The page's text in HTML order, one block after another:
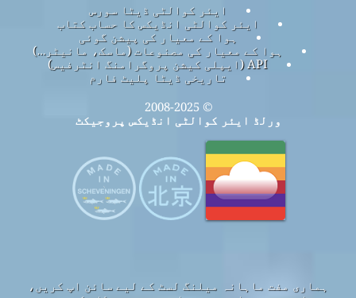
ایئر کوالٹی ڈیٹا سورس
ایئر کوالٹی انڈیکس کا حساب کتاب
ہوا کے معیار کی پیشن گوئی
ہوا کے معیار کی مصنوعات (ماسک، مانیٹر…)
API (ایپلی کیشن پروگرامنگ انٹرفیس)
تاریخی ڈیٹا پلیٹ فارم
© 2008-2025
ورلڈ ایئر کوالٹی انڈیکس پروجیکٹ
ہماری مفت ماہانہ میلنگ لسٹ کے لیے سائن اپ کریں،